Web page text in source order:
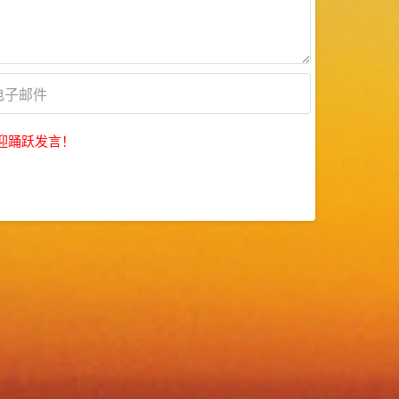
踊跃发言！